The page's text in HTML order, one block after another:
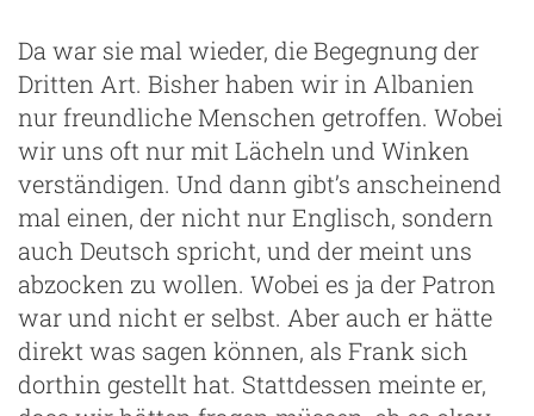
Da war sie mal wieder, die Begegnung der
Dritten Art. Bisher haben wir in Albanien
nur freundliche Menschen getroffen. Wobei
wir uns oft nur mit Lächeln und Winken
verständigen. Und dann gibt’s anscheinend
mal einen, der nicht nur Englisch, sondern
auch Deutsch spricht, und der meint uns
abzocken zu wollen. Wobei es ja der Patron
war und nicht er selbst. Aber auch er hätte
direkt was sagen können, als Frank sich
dorthin gestellt hat. Stattdessen meinte er,